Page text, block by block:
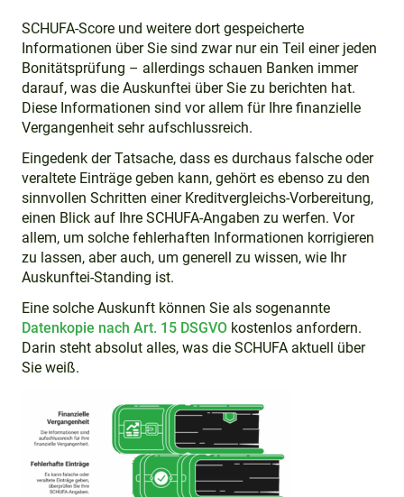
SCHUFA-Score und weitere dort gespeicherte
Informationen über Sie sind zwar nur ein Teil einer jeden
Bonitätsprüfung – allerdings schauen Banken immer
darauf, was die Auskunftei über Sie zu berichten hat.
Diese Informationen sind vor allem für Ihre finanzielle
Vergangenheit sehr aufschlussreich.
Eingedenk der Tatsache, dass es durchaus falsche oder
veraltete Einträge geben kann, gehört es ebenso zu den
sinnvollen Schritten einer Kreditvergleichs-Vorbereitung,
einen Blick auf Ihre SCHUFA-Angaben zu werfen. Vor
allem, um solche fehlerhaften Informationen korrigieren
zu lassen, aber auch, um generell zu wissen, wie Ihr
Auskunftei-Standing ist.
Eine solche Auskunft können Sie als sogenannte
Datenkopie nach Art. 15 DSGVO kostenlos anfordern.
Darin steht absolut alles, was die SCHUFA aktuell über
Sie weiß.